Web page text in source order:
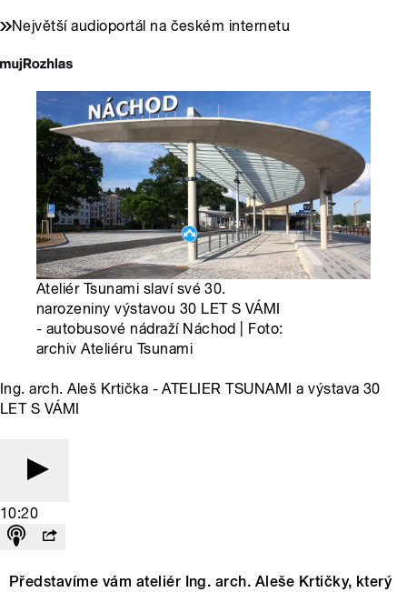
Největší audioportál na českém internetu
Ateliér Tsunami slaví své 30.
narozeniny výstavou 30 LET S VÁMI
- autobusové nádraží Náchod | Foto:
archiv Ateliéru Tsunami
Ing. arch. Aleš Krtička - ATELIER TSUNAMI a výstava 30
LET S VÁMI
10:20
Představíme vám ateliér Ing. arch. Aleše Krtičky, který